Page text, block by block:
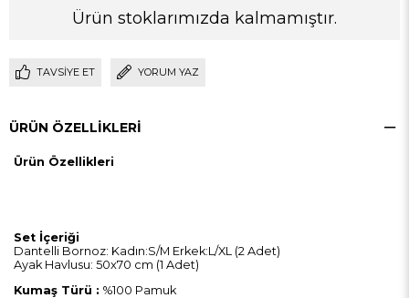
Ürün stoklarımızda kalmamıştır.
TAVSIYE ET YORUM YAZ
ÜRÜN ÖZELLIKLERI
Ürün Özellikleri
Set İçeriği
Dantelli Bornoz: Kadın:S/M Erkek:L/XL (2 Adet)
Ayak Havlusu: 50x70 cm (1 Adet)
Kumaş Türü : %100 Pamuk